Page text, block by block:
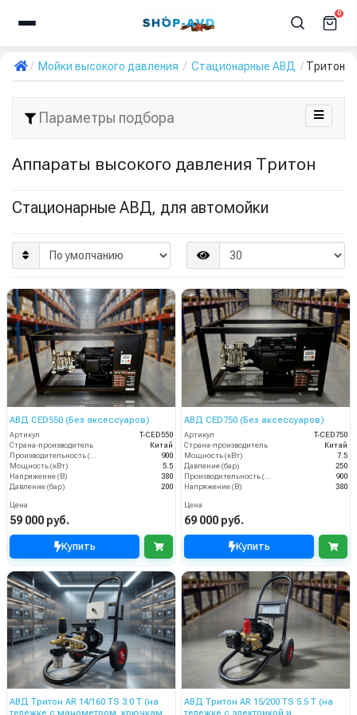
0
Мойки высокого давления Стационарные АВД Тритон
Параметры подбора
Аппараты высокого давления Тритон
Стационарные АВД, для автомойки
АВД CED550 (Без аксессуаров)
Артикул
T-CED550
Страна-производитель
Китай
900
Мощность (кВт)
5.5
Напряжение (В)
380
Давление (бар)
200
Цена
59 000 руб.
Купить
АВД CED750 (Без аксессуаров)
Артикул
T-CED750
Страна-производитель
Китай
Мощность (кВт)
7.5
Давление (бар)
250
900
Напряжение (В)
380
Цена
69 000 руб.
Купить
АВД Тритон AR 14/160 TS 3.0 T (на
АВД Тритон AR 15/200 TS 5.5 T (на